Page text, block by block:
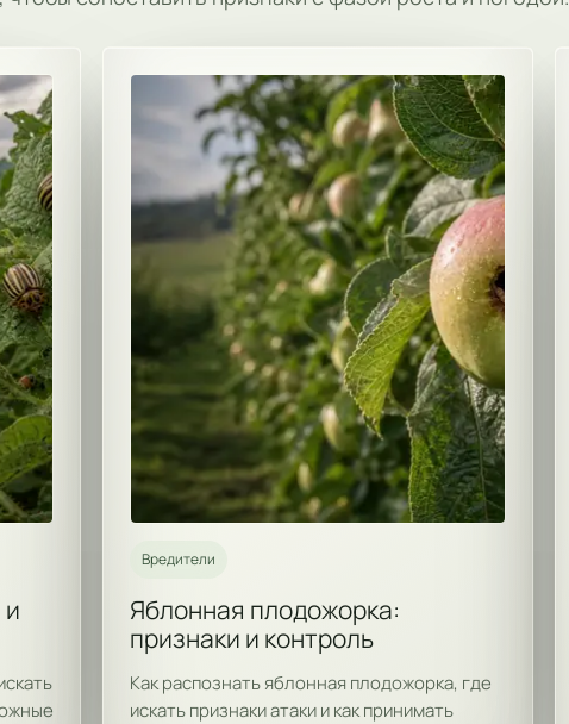
Вредители
Яблонная плодожорка:
признаки и контроль
Как распознать яблонная плодожорка, где
искать признаки атаки и как принимать